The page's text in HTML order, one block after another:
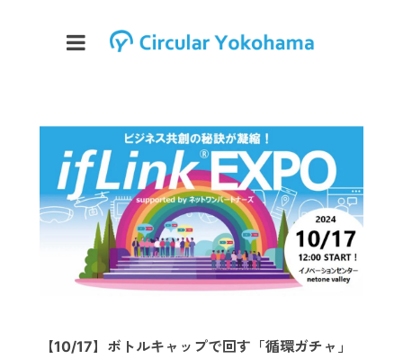
【10/17】ボトルキャップで回す「循環ガチャ」